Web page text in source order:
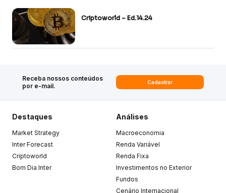
Criptoworld – Ed.14.24
Receba nossos conteúdos
por e-mail.
Cadastrar
Destaques
Market Strategy
Inter Forecast
Criptoworld
Bom Dia Inter
Análises
Macroeconomia
Renda Variável
Renda Fixa
Investimentos no Exterior
Fundos
Cenário Internacional